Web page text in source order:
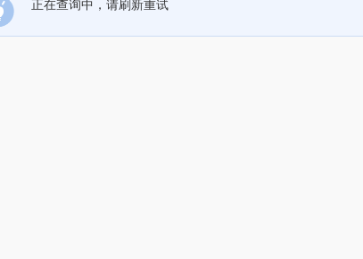
正在查询中，请刷新重试